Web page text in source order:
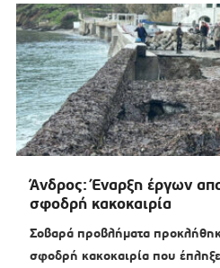
Άνδρος: Έναρξη έργων
σφοδρή κακοκαιρία
Σοβαρά προβλήματα
σφοδρή κακοκαιρία που